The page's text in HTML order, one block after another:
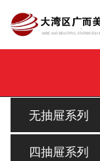
无抽屉系列
四抽屉系列